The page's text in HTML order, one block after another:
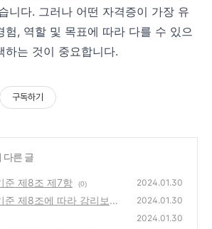
니다. 그러나 어떤 자격증이 가장 유
험, 역할 및 목표에 따라 다를 수 있으
하는 것이 중요합니다.
구독하기
다른 글
준 제8조 제7항 (0) 2024.01.30
준 제8조에 따라 감리보고
야 할 사항
2024.01.30
2024.01.30